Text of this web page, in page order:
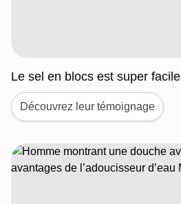
Le sel en blocs est super facile
Découvrez leur témoignage